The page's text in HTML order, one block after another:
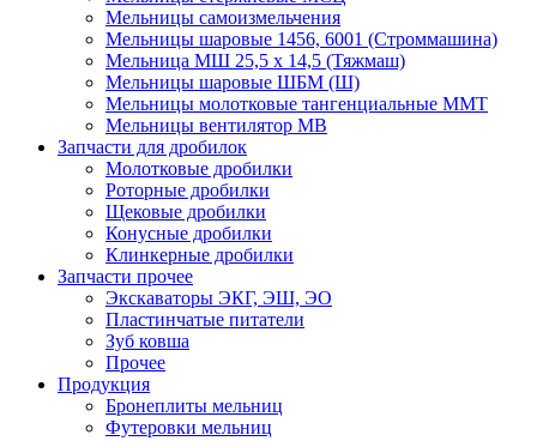
Мельницы самоизмельчения
Мельницы шаровые 1456, 6001 (Строммашина)
Мельница МШ 25,5 х 14,5 (Тяжмаш)
Мельницы шаровые ШБМ (Ш)
Мельницы молотковые тангенциальные ММТ
Мельницы вентилятор МВ
Запчасти для дробилок
Молотковые дробилки
Роторные дробилки
Щековые дробилки
Конусные дробилки
Клинкерные дробилки
Запчасти прочее
Экскаваторы ЭКГ, ЭШ, ЭО
Пластинчатые питатели
Зуб ковша
Прочее
Продукция
Бронеплиты мельниц
Футеровки мельниц